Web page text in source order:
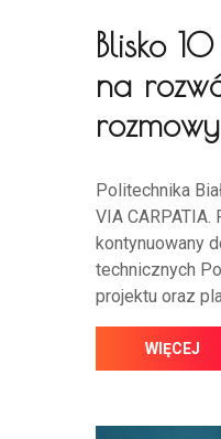
Blisko
na
Politechnika
VIA
kontynuowany
technicznych
projektu oraz
WIĘCEJ